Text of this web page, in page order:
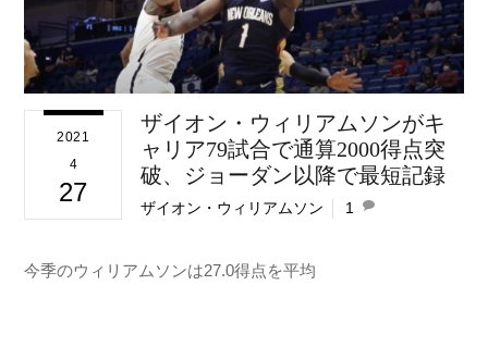
2021
4
27
ザイオン・ウィリアムソンがキ
ャリア79試合で通算2000得点突
破、ジョーダン以降で最短記録
ザイオン・ウィリアムソン 1
今季のウィリアムソンは27.0得点を平均